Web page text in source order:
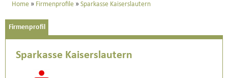
Home Firmenprofile Sparkasse Kaiserslautern
Firmenprofil
Sparkasse Kaiserslautern